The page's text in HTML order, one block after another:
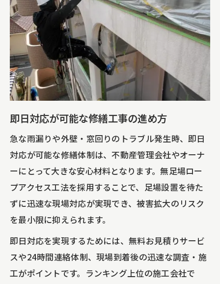
即日対応が可能な修繕工事の進め方
急な雨漏りや外壁・窓回りのトラブル発生時、即日
対応が可能な修繕体制は、不動産管理会社やオーナ
ーにとって大きな安心材料となります。無足場ロー
プアクセス工法を採用することで、足場設置を待た
ずに迅速な現場対応が実現でき、被害拡大のリスク
を最小限に抑えられます。
即日対応を実現するためには、無料お見積りサービ
スや24時間連絡体制、現場到着後の迅速な調査・施
工がポイントです。ランキング上位の施工会社で